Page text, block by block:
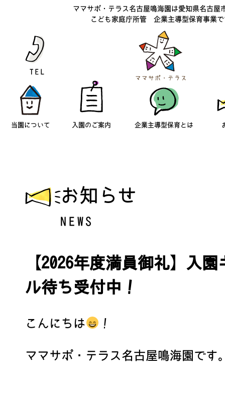
ママサポ・テラス名古屋鳴海園は愛知県名古屋
こども家庭庁所管 企業主導型保育事業で
当園について 入園のご案内 企業主導型保育とは
お知らせ
NEWS
【2026年度満員御礼】入
ル待ち受付中！
こんにちは ！
ママサポ・テラス名古屋鳴海園です